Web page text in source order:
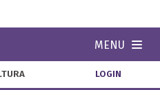
MENU
LOGIN